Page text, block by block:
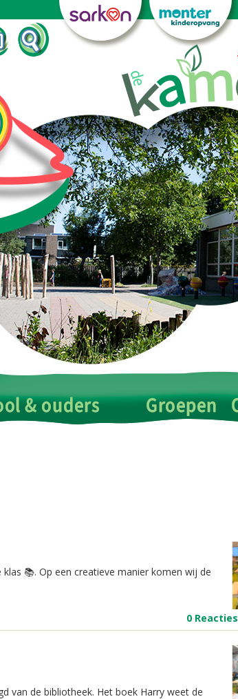
📚. Op een creatieve manier komen wij de
0 Reacties
van de bibliotheek. Het boek Harry weet de